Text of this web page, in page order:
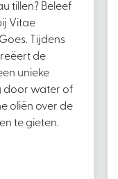
tillen? Beleef
Vitae
Tijdens
de
unieke
door water of
oliën over de
te gieten.